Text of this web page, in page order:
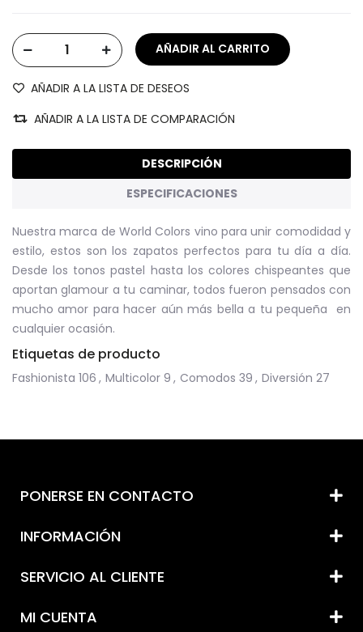
AÑADIR A LA LISTA DE DESEOS
AÑADIR A LA LISTA DE COMPARACIÓN
DESCRIPCIÓN
ESPECIFICACIONES
Nuestra marca de World Colors vino para unir comodidad y
estilo, estos son los zapatos perfectos para tu día a día.
Desde los tonos pastel hasta los colores chispeantes que
aportan glamour a tu caminar, todos fueron pensados ​​con
mucho amor para hacer aún más bella a tu pequeña en
cualquier ocasión.
Etiquetas de producto
Fashionista 106 , Multicolor 9 , Comodos 39 , Diversión 27
PONERSE EN CONTACTO
INFORMACIÓN
SERVICIO AL CLIENTE
MI CUENTA